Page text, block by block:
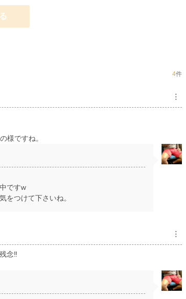
4件
︙
様ですね。
ですw
をつけて下さいね。
︙
念‼️